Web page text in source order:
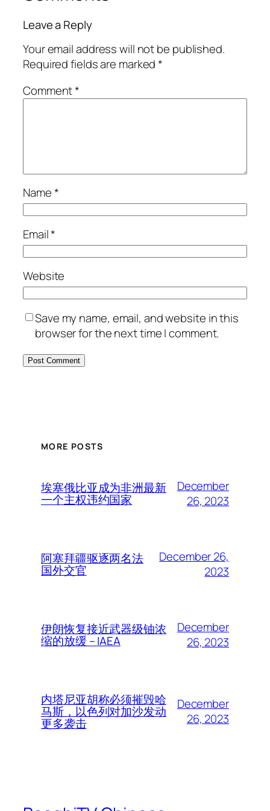
Leave a Reply
Your email address will not be published.
Required fields are marked*
Comment*
Name*
Email*
Website
Save my name, email, and website in this
browser for the next time I comment.
MORE POSTS
埃塞俄比亚成为非洲最新
一个主权违约国家
December
26, 2023
阿塞拜疆驱逐两名法
国外交官
December 26,
2023
伊朗恢复接近武器级铀浓
缩的放缓 – IAEA
December
26, 2023
内塔尼亚胡称必须摧毁哈
马斯，以色列对加沙发动
更多袭击
December
26, 2023